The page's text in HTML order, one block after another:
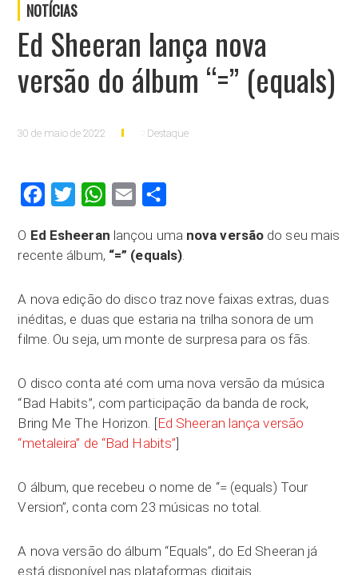
NOTÍCIAS
Ed Sheeran lança nova
versão do álbum “=” (equals)
30 de maio de 2022 Destaque
FacebookTwitter WhatsApp
Email
O Ed Esheeran lançou uma nova versão do seu mais
recente álbum, “=” (equals).
A nova edição do disco traz nove faixas extras, duas
inéditas, e duas que estaria na trilha sonora de um
filme. Ou seja, um monte de surpresa para os fãs.
O disco conta até com uma nova versão da música
“Bad Habits”, com participação da banda de rock,
Bring Me The Horizon. [Ed Sheeran lança versão
“metaleira” de “Bad Habits”]
O álbum, que recebeu o nome de “= (equals) Tour
Version”, conta com 23 músicas no total.
A nova versão do álbum “Equals”, do Ed Sheeran já
está disponível nas plataformas digitais.